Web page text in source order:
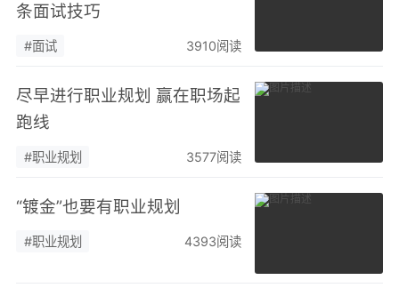
条面试技巧
#面试 3910阅读
尽早进行职业规划 赢在职场起
跑线
#职业规划 3577阅读
“镀金”也要有职业规划
#职业规划 4393阅读